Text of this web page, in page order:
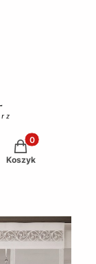
Produkty w
Koszyk